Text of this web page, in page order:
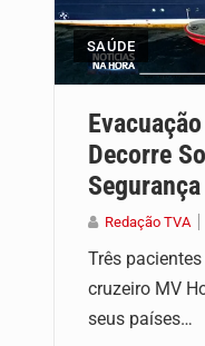
SAÚDE
Decorre
Redação TVA
Três
cruzeiro MV
seus países…